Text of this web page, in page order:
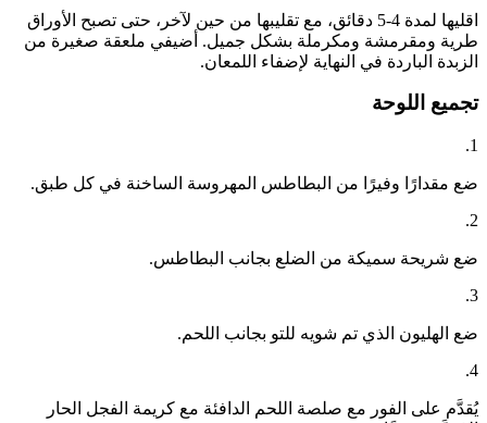
اقليها لمدة 4-5 دقائق، مع تقليبها من حين لآخر، حتى تصبح الأوراق
طرية ومقرمشة ومكرملة بشكل جميل. أضيفي ملعقة صغيرة من
الزبدة الباردة في النهاية لإضفاء اللمعان.
تجميع اللوحة
1.
ضع مقدارًا وفيرًا من البطاطس المهروسة الساخنة في كل طبق.
2.
ضع شريحة سميكة من الضلع بجانب البطاطس.
3.
ضع الهليون الذي تم شويه للتو بجانب اللحم.
4.
يُقدَّم على الفور مع صلصة اللحم الدافئة مع كريمة الفجل الحار